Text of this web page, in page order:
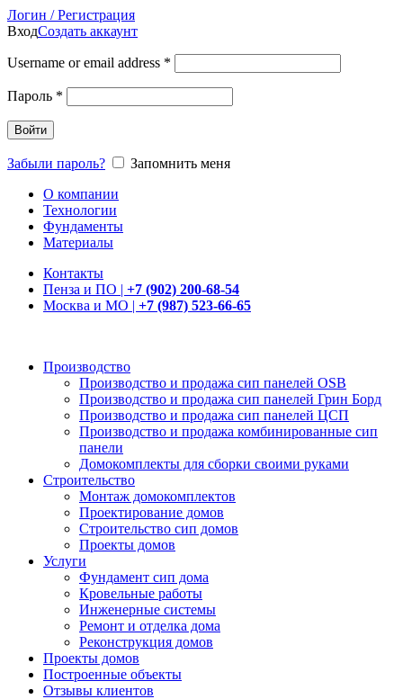
Логин / Регистрация
ВходСоздать аккаунт
Username or email address *
Пароль *
Войти
Забыли пароль?
Запомнить меня
О компании
Технологии
Фундаменты
Материалы
Контакты
Пенза и ПО | +7 (902) 200-68-54
Москва и МО | +7 (987) 523-66-65
Производство
Производство и продажа сип панелей OSB
Производство и продажа сип панелей Грин Борд
Производство и продажа сип панелей ЦСП
Производство и продажа комбинированные сип
панели
Домокомплекты для сборки своими руками
Строительство
Монтаж домокомплектов
Проектирование домов
Строительство сип домов
Проекты домов
Услуги
Фундамент сип дома
Кровельные работы
Инженерные системы
Ремонт и отделка дома
Реконструкция домов
Проекты домов
Построенные объекты
Отзывы клиентов